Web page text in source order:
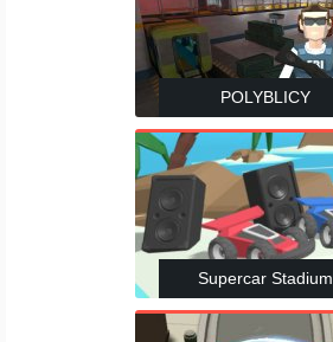
POLYBLICY
Supercar Stadium